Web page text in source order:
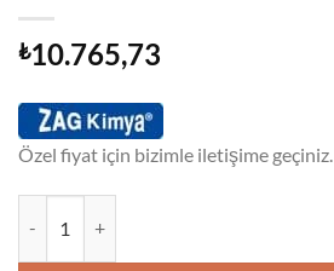
₺10.765,73
Özel fiyat için bizimle iletişime geçiniz.